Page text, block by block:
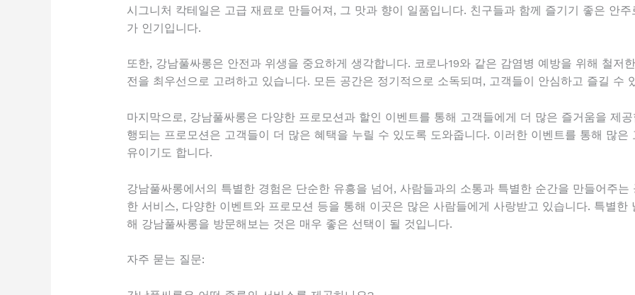
시그니처 칵테일은 고급 재료로 만들어져, 그 맛과 향이 일품입니다. 친구들과 함께 즐기기 좋은 안
가 인기입니다.
또한, 강남풀싸롱은 안전과 위생을 중요하게 생각합니다. 코로나19와 같은 감염병 예방을 위해 철저
전을 최우선으로 고려하고 있습니다. 모든 공간은 정기적으로 소독되며, 고객들이 안심하고 즐길 수
마지막으로, 강남풀싸롱은 다양한 프로모션과 할인 이벤트를 통해 고객들에게 더 많은 즐거움을 제
행되는 프로모션은 고객들이 더 많은 혜택을 누릴 수 있도록 도와줍니다. 이러한 이벤트를 통해 많은
유이기도 합니다.
강남풀싸롱에서의 특별한 경험은 단순한 유흥을 넘어, 사람들과의 소통과 특별한 순간을 만들어주는
한 서비스, 다양한 이벤트와 프로모션 등을 통해 이곳은 많은 사람들에게 사랑받고 있습니다. 특별한
해 강남풀싸롱을 방문해보는 것은 매우 좋은 선택이 될 것입니다.
자주 묻는 질문: